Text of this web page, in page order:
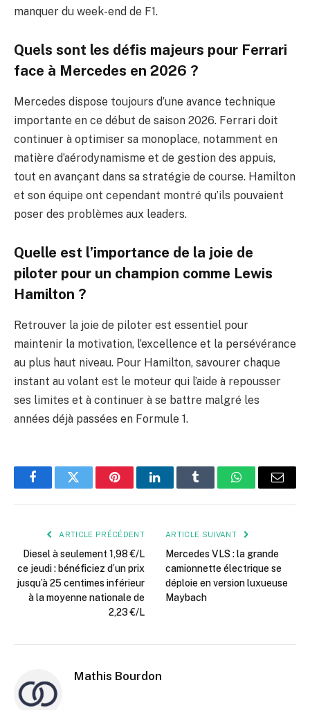
manquer du week-end de F1.
Quels sont les défis majeurs pour Ferrari
face à Mercedes en 2026 ?
Mercedes dispose toujours d’une avance technique
importante en ce début de saison 2026. Ferrari doit
continuer à optimiser sa monoplace, notamment en
matière d’aérodynamisme et de gestion des appuis,
tout en avançant dans sa stratégie de course. Hamilton
et son équipe ont cependant montré qu’ils pouvaient
poser des problèmes aux leaders.
Quelle est l’importance de la joie de
piloter pour un champion comme Lewis
Hamilton ?
Retrouver la joie de piloter est essentiel pour
maintenir la motivation, l’excellence et la persévérance
au plus haut niveau. Pour Hamilton, savourer chaque
instant au volant est le moteur qui l’aide à repousser
ses limites et à continuer à se battre malgré les
années déjà passées en Formule 1.
FacebookTwitter PinterestLinkedInTumblr WhatsApp
E-
ARTICLE PRÉCÉDENT
Diesel à seulement 1,98 €/L
ce jeudi : bénéficiez d’un prix
jusqu’à 25 centimes inférieur
à la moyenne nationale de
2,23 €/L
ARTICLE SUIVANT
Mercedes VLS : la grande
camionnette électrique se
déploie en version luxueuse
Maybach
Mathis Bourdon